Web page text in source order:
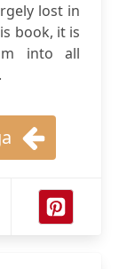
lost in
book, it is
into all